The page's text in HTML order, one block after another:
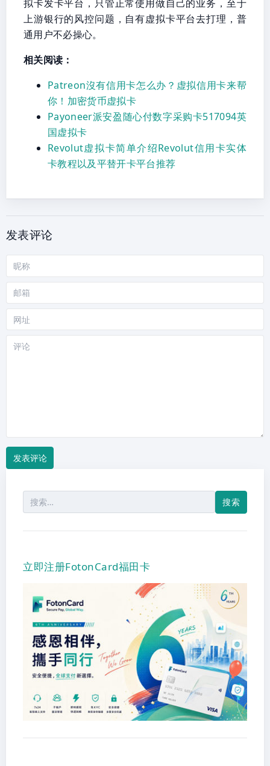
拟卡发卡平台，只管正常使用做自己的业务，至于
上游银行的风控问题，自有虚拟卡平台去打理，普
通用户不必操心。
相关阅读：
Patreon沒有信用卡怎么办？虚拟信用卡来帮
你！加密货币虚拟卡
Payoneer派安盈随心付数字采购卡517094英
国虚拟卡
Revolut虚拟卡简单介绍Revolut信用卡实体
卡教程以及平替开卡平台推荐
发表评论
评
昵
称
邮
箱
网
站
索：
立即注册FotonCard福田卡